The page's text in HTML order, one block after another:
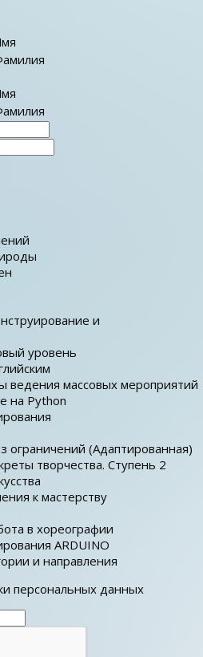
и
уровень
ведения массовых мероприятий
на Python
ограничений (Адаптированная)
творчества. Ступень 2
к мастерству
в хореографии
ARDUINO
и направления
персональных данных